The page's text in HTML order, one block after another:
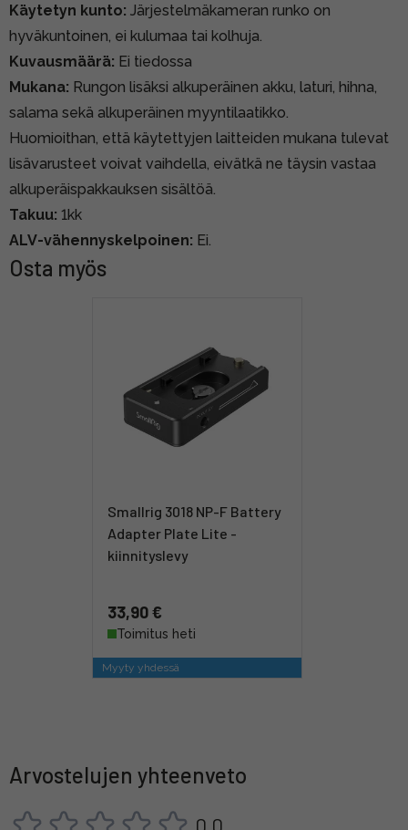
Käytetyn kunto: Järjestelmäkameran runko on
hyväkuntoinen, ei kulumaa tai kolhuja.
Kuvausmäärä: Ei tiedossa
Mukana: Rungon lisäksi alkuperäinen akku, laturi, hihna,
salama sekä alkuperäinen myyntilaatikko.
Huomioithan, että käytettyjen laitteiden mukana tulevat
lisävarusteet voivat vaihdella, eivätkä ne täysin vastaa
alkuperäispakkauksen sisältöä.
Takuu: 1kk
ALV-vähennyskelpoinen: Ei.
Osta myös
Smallrig 3018 NP-F Battery
Adapter Plate Lite -
kiinnityslevy
33,90 €
Toimitus heti
Myyty yhdessä
Arvostelujen yhteenveto
0,0